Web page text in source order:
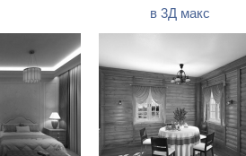
в 3Д макс